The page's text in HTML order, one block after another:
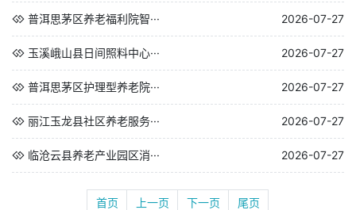
普洱思茅区养老福利院智··· 2026-07-27
玉溪峨山县日间照料中心··· 2026-07-27
普洱思茅区护理型养老院··· 2026-07-27
丽江玉龙县社区养老服务··· 2026-07-27
临沧云县养老产业园区消··· 2026-07-27
首页 上一页 下一页 尾页